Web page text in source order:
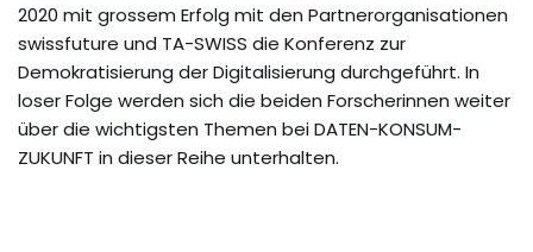
2020 mit grossem Erfolg mit den Partnerorganisationen
swissfuture und TA-SWISS die Konferenz zur
Demokratisierung der Digitalisierung durchgeführt. In
loser Folge werden sich die beiden Forscherinnen weiter
über die wichtigsten Themen bei DATEN-KONSUM-
ZUKUNFT in dieser Reihe unterhalten.